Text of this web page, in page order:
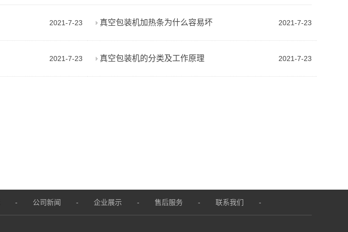
2021-7-23 2021-7-23
真空包装机加热条为什么容易坏
2021-7-23 2021-7-23
真空包装机的分类及工作原理
- 公司新闻 - 企业展示 - 售后服务 - 联系我们 -